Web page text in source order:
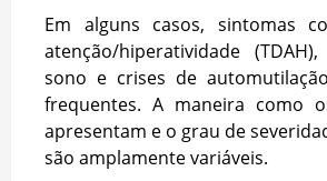
Em alguns casos, sintomas
atenção/hiperatividade
sono e crises de
frequentes. A maneira como
apresentam e o grau de
são amplamente variáveis.